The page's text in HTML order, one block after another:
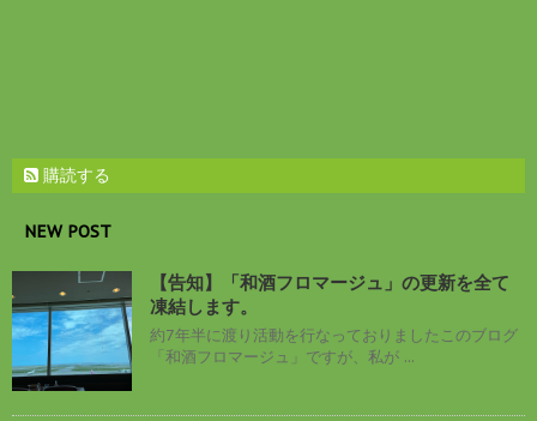
購読する
NEW POST
【告知】「和酒フロマージュ」の更新を全て
凍結します。
約7年半に渡り活動を行なっておりましたこのブログ
「和酒フロマージュ」ですが、私が ...